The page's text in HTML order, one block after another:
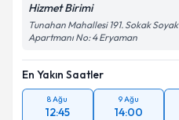
Hizmet Birimi
Tunahan Mahallesi 191. Sokak
Apartmanı No: 4 Eryaman
En Yakın Saatler
8 Ağu
12:45
9 Ağu
14:00